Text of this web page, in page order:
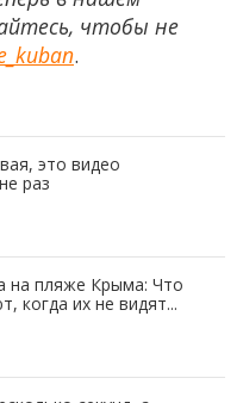
чтобы не
.
это видео
раз
на пляже Крыма: Что
когда их не видят...